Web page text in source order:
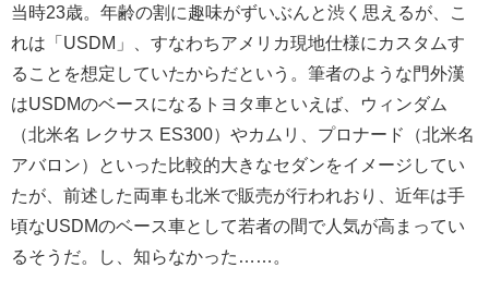
当時23歳。年齢の割に趣味がずいぶんと渋く思えるが、こ
れは「USDM」、すなわちアメリカ現地仕様にカスタムす
ることを想定していたからだという。筆者のような門外漢
はUSDMのベースになるトヨタ車といえば、ウィンダム
（北米名 レクサス ES300）やカムリ、プロナード（北米名
アバロン）といった比較的大きなセダンをイメージしてい
たが、前述した両車も北米で販売が行われおり、近年は手
頃なUSDMのベース車として若者の間で人気が高まってい
るそうだ。し、知らなかった……。